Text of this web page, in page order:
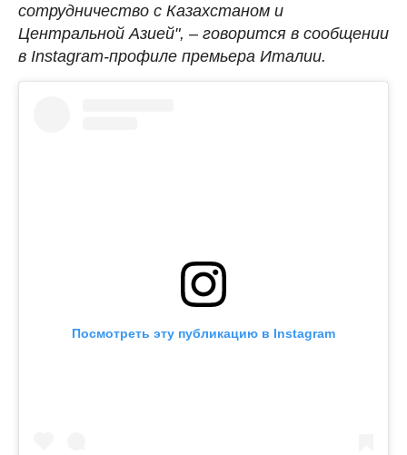
сотрудничество с Казахстаном и
Центральной Азией", – говорится в сообщении
в Instagram-профиле премьера Италии.
Посмотреть эту публикацию в Instagram